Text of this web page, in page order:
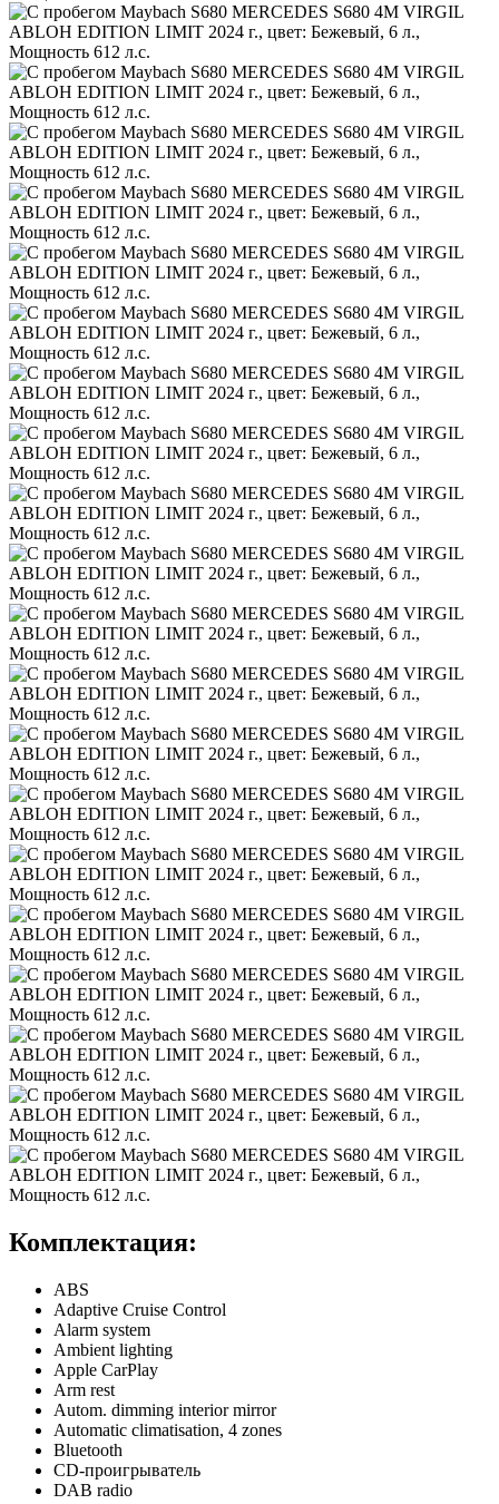
Комплектация:
ABS
Adaptive Cruise Control
Alarm system
Ambient lighting
Apple CarPlay
Arm rest
Autom. dimming interior mirror
Automatic climatisation, 4 zones
Bluetooth
CD-проигрыватель
DAB radio